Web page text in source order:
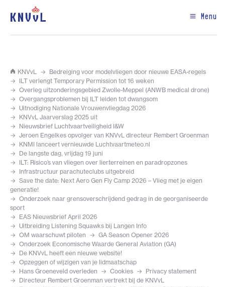
Menu
KNVvL
Bedreiging voor modelvliegen door nieuwe EASA-regels
ILT verlengt Temporary Permission tot 16 weken
Overleg uitzonderingsgebied Zwolle-Meppel (ANWB medical drone)
Overgangsproblemen bij ILT leiden tot dwangsom
Uitnodiging Nationale Vrouwenvliegdag 2026
KNVvL Jaarverslag 2025 uit
Nieuwsbrief Luchtvaartveiligheid I&W
Jeroen Engelkes opvolger van KNVvL directeur Rembert Groenman
KNMI lanceert vernieuwde Luchtvaartmeteo.nl
De langste dag, vrijdag 19 juni
ILT: Risico’s van vliegen over lierterreinen en paradropzones
Infrastructuur parachuteclubs uitgebreid
Save the date: Next Aero Gen Fly Camp 2026 – Vlieg met je eigen
generatie!
Onderzoek naar grensoverschrijdend gedrag in de georganiseerde
sport
EAS Nieuwsbrief April 2026
Uitbreiding Listening Squawks bij Langen Info
OM waarschuwt piloten
GA Season Opener 2026
Onderzoek Economische Waarde General Aviation (GA)
De KNVvL heeft een nieuwe website!
Opzeggen of wijzigen van je lidmaatschap
Hans Groeneveld overleden
Cookies
Privacy statement
Directeur Rembert Groenman vertrekt bij de KNVvL